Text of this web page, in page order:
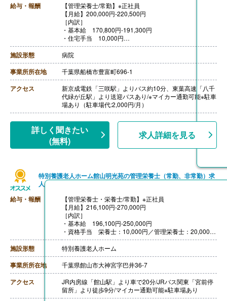
給与・報酬
【管理栄養士/常勤】※正社員
【月給】200,000円-220,500円
［内訳］
・基本給 170,800円-191,300円
・住宅手当 10,000円
・ベースアップ評価手当 19,200円
［その他手当］
・時間外手当
・世帯主手当
・家族手当
・精励手当
【賞与】年2回（計4ヶ月分）※前年度実績
【通勤手当】あり（上限なし、実費支給）
【昇給】あり（1月あたり4,068円-）※前年度実績
※当院給与規定による（経験者優遇）
施設形態 病院
事業所所在地 千葉県船橋市豊富町696-1
アクセス
新京成電鉄「三咲駅」よりバス約10分、東葉高速「八千
代緑が丘駅」より送迎バスあり/※マイカー通勤可能※駐車
場あり（駐車場代:2,000円/月）
詳しく聞きたい
(無料)
求人詳細を見る
特別養護老人ホーム館山明光苑の管理栄養士（常勤、非常勤）求
人
給与・報酬
【管理栄養士・栄養士/常勤】※正社員
【月給】216,100円-270,000円
［内訳］
・基本給 196,100円-250,000円
・資格手当 栄養士：10,000円／管理栄養士：20,000円
［その他手当］
・職務手当 3,000円‐10,000円
・処遇改善手当 20,000-35,000円
・扶養手当 配偶者 13,000円／第三子まで 6,000円
・住宅手当 30,000円（対象者のみ）
・年末年始手当：3,000円/日（対象日：12/31-1/3）
【賞与】年2回（1.25ヶ月-1.85ヶ月）※過去度実績
【通勤手当】あり（上限16,100/月）
施設形態 特別養護老人ホーム
事業所所在地 千葉県館山市大神宮字巴井36-7
アクセス
JR内房線「館山駅」より車で20分/JRバス関東「宮前停
留所」より徒歩9分/マイカー通勤可能※駐車場あり